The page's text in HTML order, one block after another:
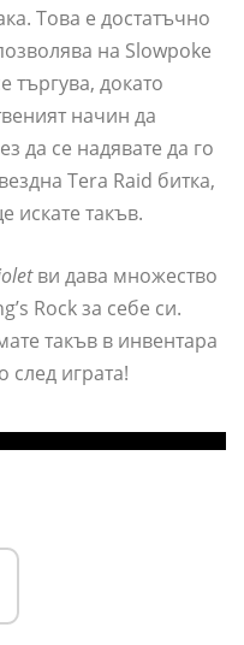
Това е достатъчно
на Slowpoke
търгува, докато
начин да
да се надявате да го
Tera Raid битка,
искате такъв.
ви дава множество
Rock за себе си.
такъв в инвентара
след играта!